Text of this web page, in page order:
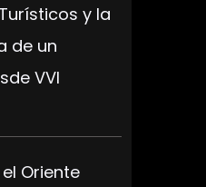
y la
de un
VVI
Oriente